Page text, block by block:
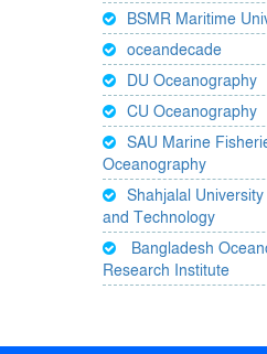
BSMR Maritime
oceandecade
DU Oceanography
CU Oceanography
SAU Marine
Oceanography
Shahjalal
and Technology
Bangladesh
Research Institute